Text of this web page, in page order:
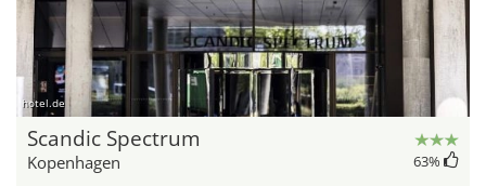
hotel.de
Scandic Spectrum
Kopenhagen 63%